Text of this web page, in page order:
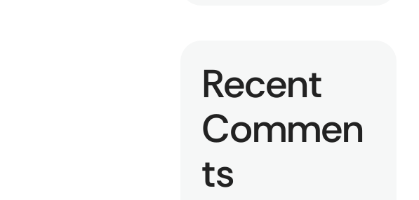
Recent
Commen
ts